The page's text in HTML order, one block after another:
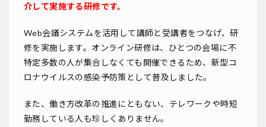
介して実施する研修です。
Web会議システムを活用して講師と受講者をつなげ、研
修を実施します。オンライン研修は、ひとつの会場に不
特定多数の人が集合しなくても開催できるため、新型コ
ロナウイルスの感染予防策として普及しました。
また、働き方改革の推進にともない、テレワークや時短
勤務している人も珍しくありません。